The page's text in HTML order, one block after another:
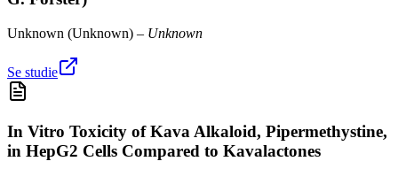
Unknown (Unknown) – Unknown
Se studie
In Vitro Toxicity of Kava Alkaloid, Pipermethystine,
in HepG2 Cells Compared to Kavalactones